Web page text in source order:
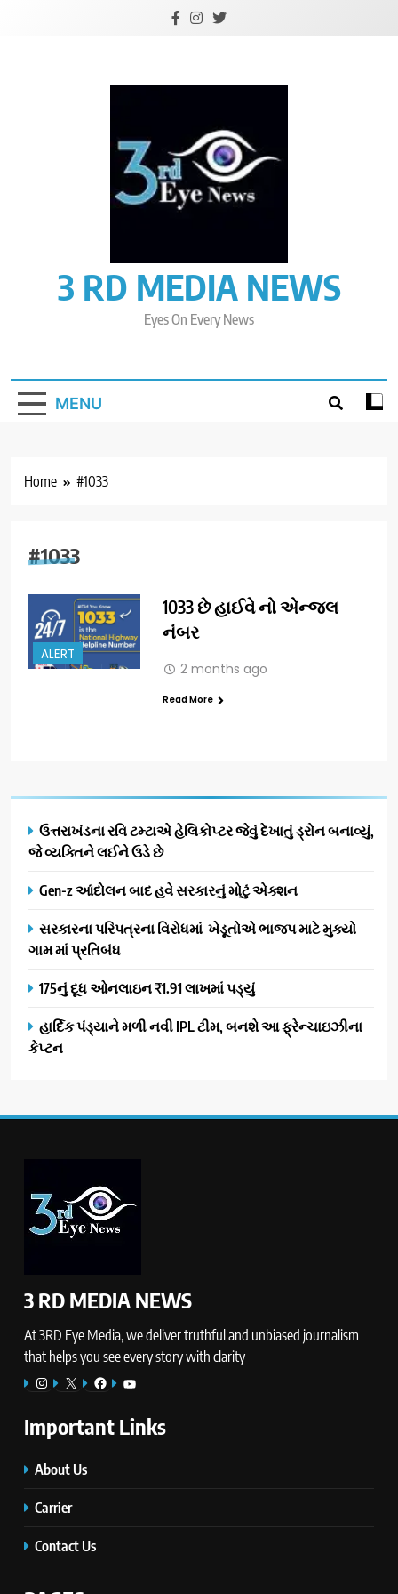
3 RD MEDIA NEWS
Eyes On Every News
MENU
Home #1033
#1033
ALERT
1033 છે હાઈવે નો એન્જલ
નંબર
2 months ago
Read More
ઉત્તરાખંડના રવિ ટમ્ટાએ હેલિકોપ્ટર જેવું દેખાતું ડ્રોન બનાવ્યું,
જે વ્યક્તિને લઈને ઉડે છે
Gen-z આંદોલન બાદ હવે સરકારનું મોટું એક્શન
સરકારના પરિપત્રના વિરોધમાં ખેડૂતોએ ભાજપ માટે મુક્યો
ગામ માં પ્રતિબંધ
175નું દૂધ ઓનલાઇન ₹1.91 લાખમાં પડ્યું
હાર્દિક પંડ્યાને મળી નવી IPL ટીમ, બનશે આ ફ્રેન્ચાઇઝીના
કેપ્ટન
3 RD MEDIA NEWS
At 3RD Eye Media, we deliver truthful and unbiased journalism
that helps you see every story with clarity
Instagram
X Facebook
YouTube
Important Links
About Us
Carrier
Contact Us